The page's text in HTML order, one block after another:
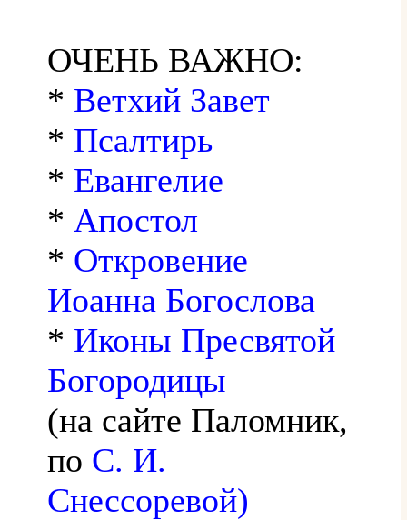
ОЧЕНЬ ВАЖНО:
* Ветхий Завет
* Псалтирь
* Евангелие
* Апостол
* Откровение
Иоанна Богослова
* Иконы Пресвятой
Богородицы
(на сайте Паломник,
по С. И.
Снессоревой)